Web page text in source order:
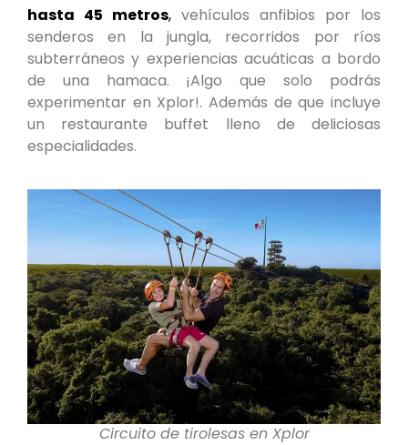
hasta 45 metros, vehículos anfibios por los
senderos en la jungla, recorridos por ríos
subterráneos y experiencias acuáticas a bordo
de una hamaca. ¡Algo que solo podrás
experimentar en Xplor!. Además de que incluye
un restaurante buffet lleno de deliciosas
especialidades.
Circuito de tirolesas en Xplor